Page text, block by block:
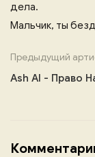
дела.
Мальчик, ты
Предыдущий
Ash AI - Право